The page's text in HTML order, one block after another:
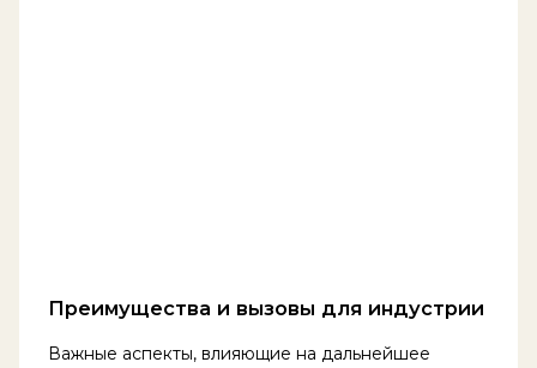
Преимущества и вызовы для индустрии
Важные аспекты, влияющие на дальнейшее